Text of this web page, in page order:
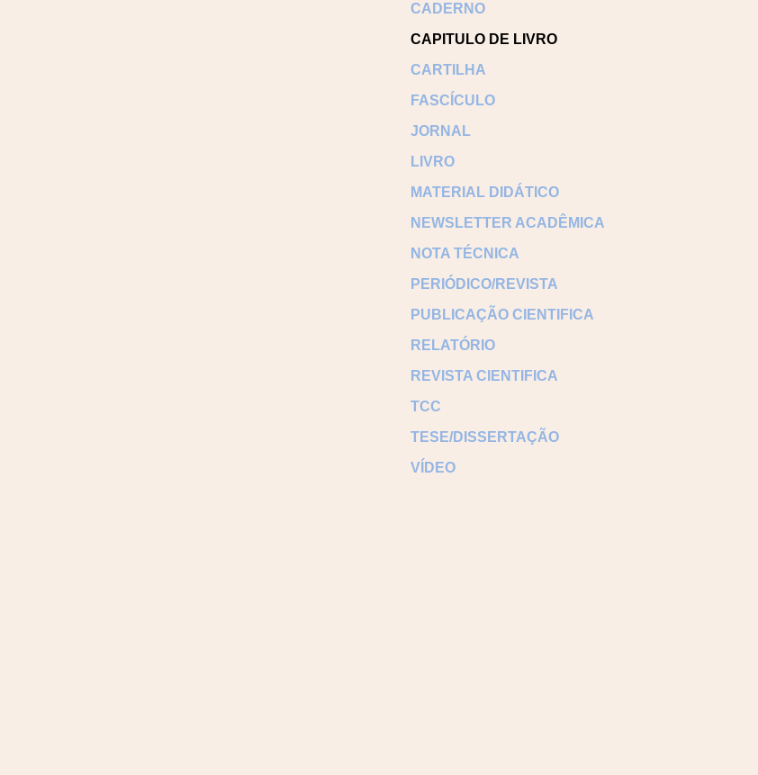
CADERNO
CAPITULO DE LIVRO
CARTILHA
FASCÍCULO
JORNAL
LIVRO
MATERIAL DIDÁTICO
NEWSLETTER ACADÊMICA
NOTA TÉCNICA
PERIÓDICO/REVISTA
PUBLICAÇÃO CIENTIFICA
RELATÓRIO
REVISTA CIENTIFICA
TCC
TESE/DISSERTAÇÃO
VÍDEO